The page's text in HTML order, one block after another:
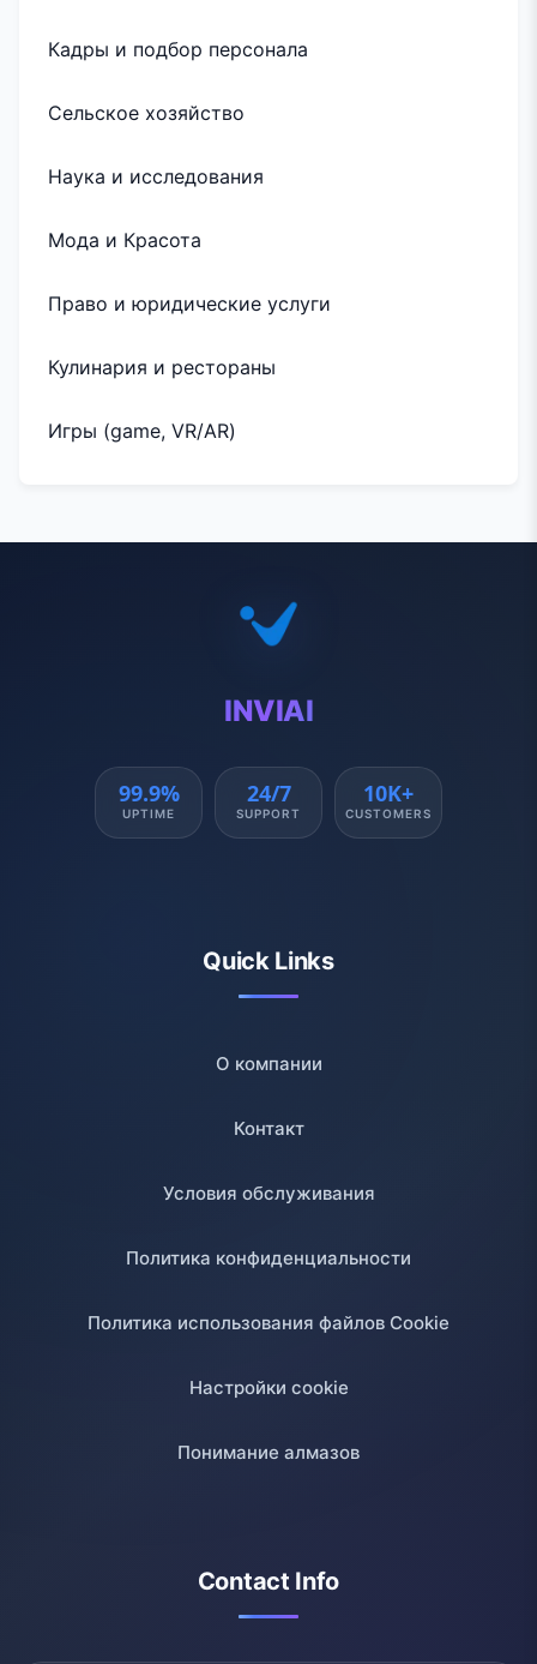
Кадры и подбор персонала
Сельское хозяйство
Наука и исследования
Мода и Красота
Право и юридические услуги
Кулинария и рестораны
Игры (game, VR/AR)
INVIAI
99.9%
UPTIME
24/7
SUPPORT
10K+
CUSTOMERS
Quick Links
О компании
Контакт
Условия обслуживания
Политика конфиденциальности
Политика использования файлов Cookie
Настройки cookie
Понимание алмазов
Contact Info